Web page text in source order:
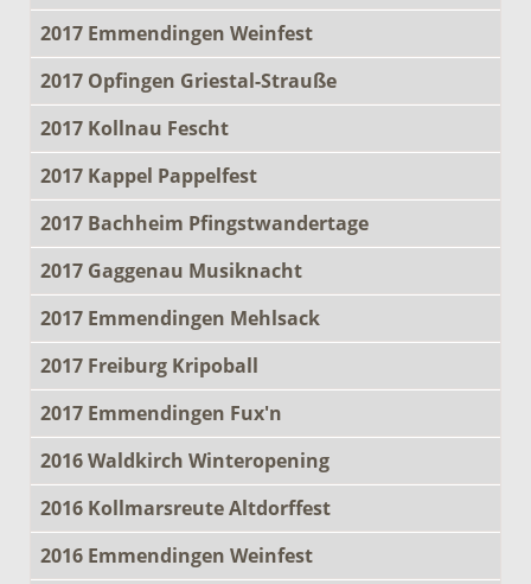
2017 Emmendingen Weinfest
2017 Opfingen Griestal-Strauße
2017 Kollnau Fescht
2017 Kappel Pappelfest
2017 Bachheim Pfingstwandertage
2017 Gaggenau Musiknacht
2017 Emmendingen Mehlsack
2017 Freiburg Kripoball
2017 Emmendingen Fux'n
2016 Waldkirch Winteropening
2016 Kollmarsreute Altdorffest
2016 Emmendingen Weinfest